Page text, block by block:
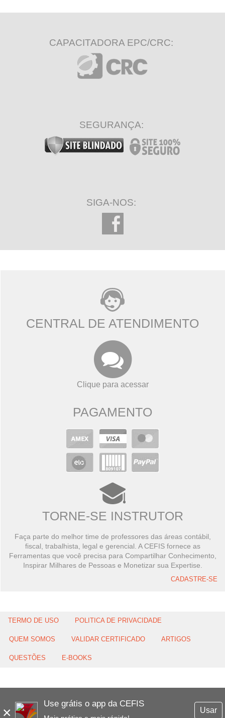
×
Use grátis o app da CEFIS
Usar
CAPACITADORA EPC/CRC:
SEGURANÇA:
SIGA-NOS:
CENTRAL DE ATENDIMENTO
Clique para acessar
PAGAMENTO
TORNE-SE INSTRUTOR
Faça parte do melhor time de professores das áreas contábil,
fiscal, trabalhista, legal e gerencial. A CEFIS fornece as
Ferramentas que você precisa para Compartilhar Conhecimento,
Inspirar Milhares de Pessoas e Monetizar sua Expertise.
CADASTRE-SE
TERMO DE USO POLITICA DE PRIVACIDADE
QUEM SOMOS VALIDAR CERTIFICADO ARTIGOS
QUESTÕES E-BOOKS